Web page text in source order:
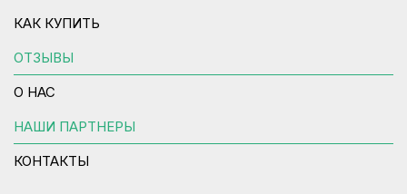
КАК КУПИТЬ
ОТЗЫВЫ
О НАС
НАШИ ПАРТНЕРЫ
КОНТАКТЫ